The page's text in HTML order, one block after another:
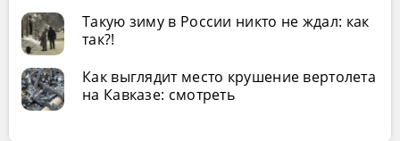
Такую зиму в России никто не ждал: как
так?!
Как выглядит место крушение вертолета
на Кавказе: смотреть